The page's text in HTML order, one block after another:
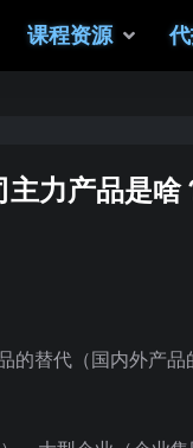
课程资源
力产品是啥
的替代（国内外产